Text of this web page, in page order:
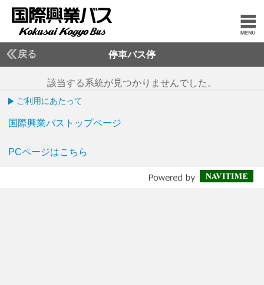
戻る 停車バス停
該当する系統が見つかりませんでした。
ご利用にあたって
国際興業バストップページ
PCページはこちら